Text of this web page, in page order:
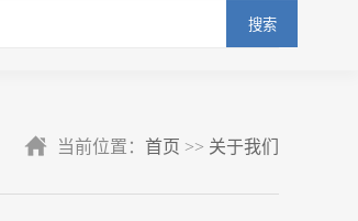
搜索
当前位置： 首页 >> 关于我们